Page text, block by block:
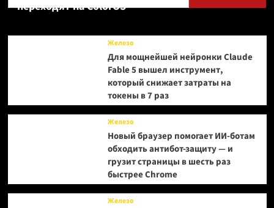
переходят на ColorOS
Железо
Для мощнейшей нейронки Claude
Fable 5 вышел инструмент,
который снижает затраты на
токены в 7 раз
Железо
Новый браузер помогает ИИ-ботам
обходить антибот-защиту — и
грузит страницы в шесть раз
быстрее Chrome
Железо